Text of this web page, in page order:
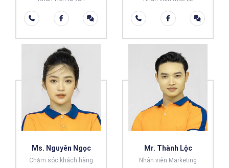
Ms. Nguyên Ngọc
Chăm sóc khách hàng
Mr. Thành Lộc
Nhân viên Marketing